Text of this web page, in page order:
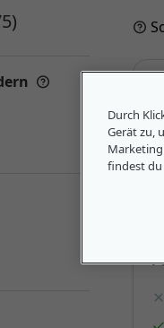
Mehr Details
Durch
Gerät zu,
findest